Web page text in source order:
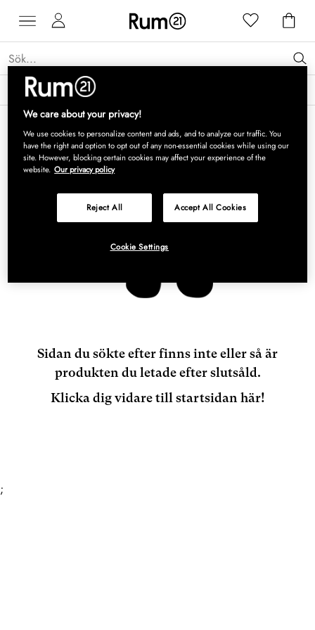
Få 15 % rabatt på Grythyttan Stålmöbler* →
Sidan du sökte efter finns inte eller så är
produkten du letade efter slutsåld.
Klicka dig vidare till startsidan här!
;
We care about your privacy!
We use cookies to personalize content and ads, and to analyze our traffic. You
have the right and option to opt out of any non-essential cookies while using our
site. However, blocking certain cookies may affect your experience of the
website. Our privacy policy
Reject All Accept All Cookies
Cookie Settings